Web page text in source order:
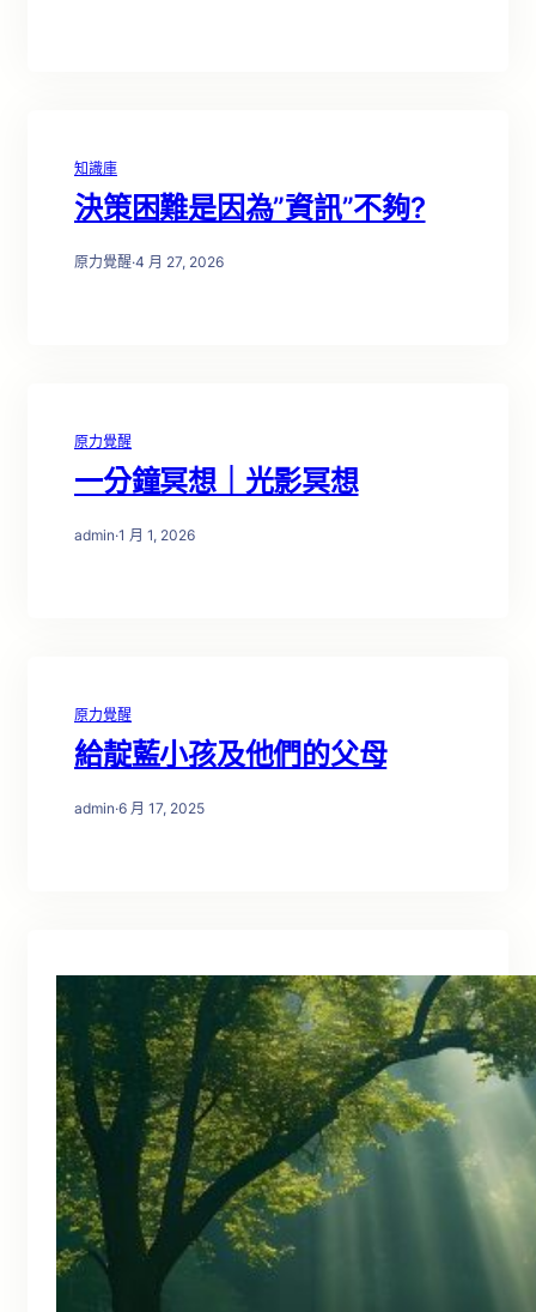
知識庫
決策困難是因為”資訊”不夠?
原力覺醒·4 月 27, 2026
原力覺醒
一分鐘冥想｜光影冥想
admin·1 月 1, 2026
原力覺醒
給靛藍小孩及他們的父母
admin·6 月 17, 2025